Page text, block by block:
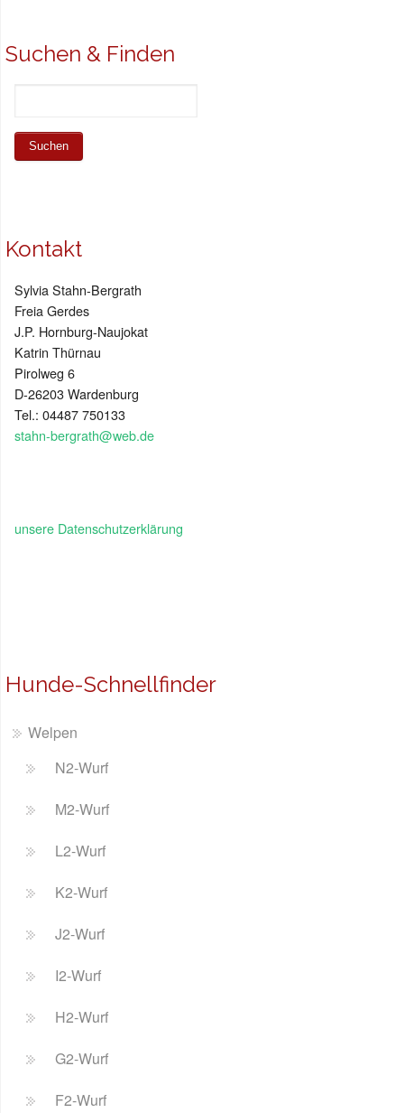
Suchen & Finden
Kontakt
Sylvia Stahn-Bergrath
Freia Gerdes
J.P. Hornburg-Naujokat
Katrin Thürnau
Pirolweg 6
D-26203 Wardenburg
Tel.: 04487 750133
stahn-bergrath@web.de
unsere Datenschutzerklärung
Hunde-Schnellfinder
Welpen
N2-Wurf
M2-Wurf
L2-Wurf
K2-Wurf
J2-Wurf
I2-Wurf
H2-Wurf
G2-Wurf
F2-Wurf